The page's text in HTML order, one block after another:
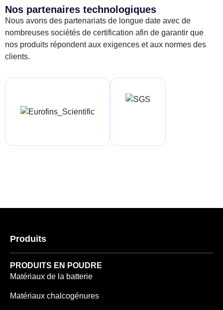
Nos partenaires technologiques
Nous avons des partenariats de longue date avec de
nombreuses sociétés de certification afin de garantir que
nos produits répondent aux exigences et aux normes des
clients.
Produits
PRODUITS EN POUDRE
Matériaux de la batterie
Matériaux chalcogénures